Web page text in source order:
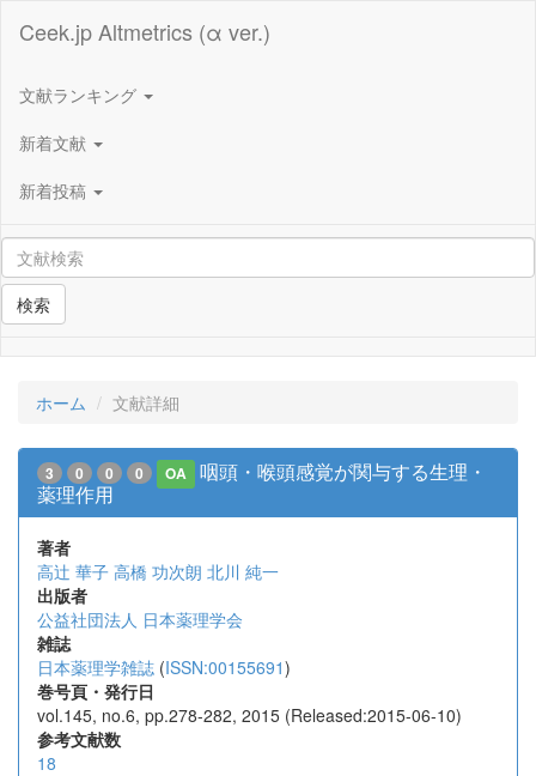
Ceek.jp Altmetrics (α ver.)
文献ランキング
新着文献
新着投稿
検索
ホーム 文献詳細
3 0 0 0 OA
咽頭・喉頭感覚が関与する生理・
薬理作用
著者
高辻 華子 高橋 功次朗 北川 純一
出版者
公益社団法人 日本薬理学会
雑誌
日本薬理学雑誌 (ISSN:00155691)
巻号頁・発行日
vol.145, no.6, pp.278-282, 2015 (Released:2015-06-10)
参考文献数
18